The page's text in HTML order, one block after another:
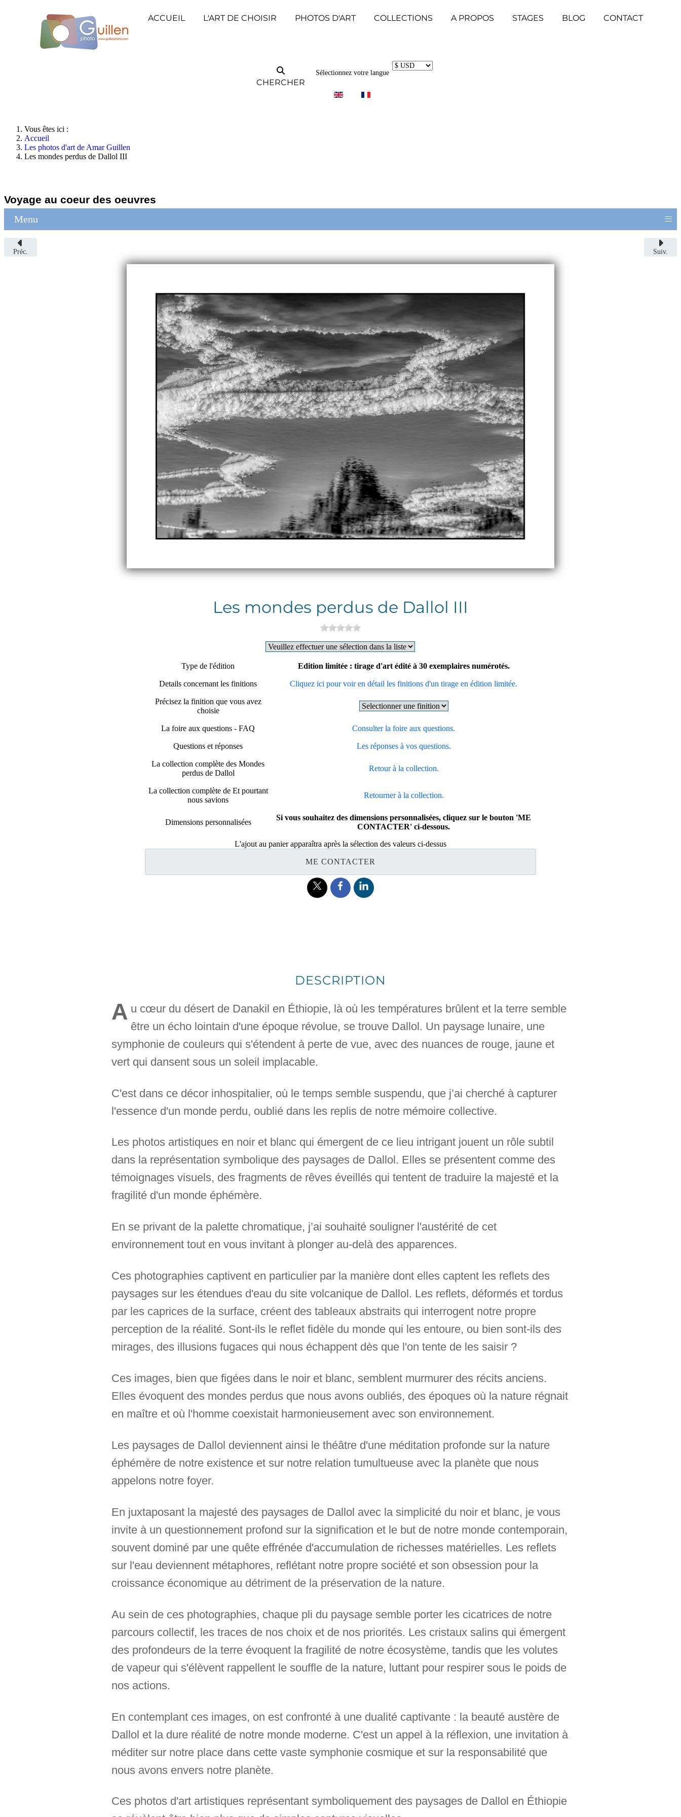
ACCUEIL L'ART DE CHOISIR PHOTOS D'ART COLLECTIONS A PROPOS STAGES BLOG CONTACT
CHERCHER
Sélectionnez votre langue
Vous êtes ici :
Accueil
Les photos d'art de Amar Guillen
Les mondes perdus de Dallol III
Voyage au coeur des oeuvres
Menu ≡
Préc. Suiv.
Les mondes perdus de Dallol III
Type de l'édition Edition limitée : tirage d'art édité à 30 exemplaires numérotés.
Details concernant les finitions Cliquez ici pour voir en détail les finitions d'un tirage en édition limitée.
Précisez la finition que vous avez
choisie
La foire aux questions - FAQ Consulter la foire aux questions.
Questions et réponses Les réponses à vos questions.
La collection complète des Mondes
perdus de Dallol
Retour à la collection.
La collection complète de Et pourtant
nous savions
Retourner à la collection.
Dimensions personnalisées
Si vous souhaitez des dimensions personnalisées, cliquez sur le bouton 'ME
CONTACTER' ci-dessous.
L'ajout au panier apparaîtra après la sélection des valeurs ci-dessus
ME CONTACTER
DESCRIPTION
A u cœur du désert de Danakil en Éthiopie, là où les températures brûlent et la terre semble
être un écho lointain d'une époque révolue, se trouve Dallol. Un paysage lunaire, une
symphonie de couleurs qui s'étendent à perte de vue, avec des nuances de rouge, jaune et
vert qui dansent sous un soleil implacable.
C'est dans ce décor inhospitalier, où le temps semble suspendu, que j’ai cherché à capturer
l'essence d'un monde perdu, oublié dans les replis de notre mémoire collective.
Les photos artistiques en noir et blanc qui émergent de ce lieu intrigant jouent un rôle subtil
dans la représentation symbolique des paysages de Dallol. Elles se présentent comme des
témoignages visuels, des fragments de rêves éveillés qui tentent de traduire la majesté et la
fragilité d'un monde éphémère.
En se privant de la palette chromatique, j’ai souhaité souligner l'austérité de cet
environnement tout en vous invitant à plonger au-delà des apparences.
Ces photographies captivent en particulier par la manière dont elles captent les reflets des
paysages sur les étendues d'eau du site volcanique de Dallol. Les reflets, déformés et tordus
par les caprices de la surface, créent des tableaux abstraits qui interrogent notre propre
perception de la réalité. Sont-ils le reflet fidèle du monde qui les entoure, ou bien sont-ils des
mirages, des illusions fugaces qui nous échappent dès que l'on tente de les saisir ?
Ces images, bien que figées dans le noir et blanc, semblent murmurer des récits anciens.
Elles évoquent des mondes perdus que nous avons oubliés, des époques où la nature régnait
en maître et où l'homme coexistait harmonieusement avec son environnement.
Les paysages de Dallol deviennent ainsi le théâtre d'une méditation profonde sur la nature
éphémère de notre existence et sur notre relation tumultueuse avec la planète que nous
appelons notre foyer.
En juxtaposant la majesté des paysages de Dallol avec la simplicité du noir et blanc, je vous
invite à un questionnement profond sur la signification et le but de notre monde contemporain,
souvent dominé par une quête effrénée d'accumulation de richesses matérielles. Les reflets
sur l'eau deviennent métaphores, reflétant notre propre société et son obsession pour la
croissance économique au détriment de la préservation de la nature.
Au sein de ces photographies, chaque pli du paysage semble porter les cicatrices de notre
parcours collectif, les traces de nos choix et de nos priorités. Les cristaux salins qui émergent
des profondeurs de la terre évoquent la fragilité de notre écosystème, tandis que les volutes
de vapeur qui s'élèvent rappellent le souffle de la nature, luttant pour respirer sous le poids de
nos actions.
En contemplant ces images, on est confronté à une dualité captivante : la beauté austère de
Dallol et la dure réalité de notre monde moderne. C'est un appel à la réflexion, une invitation à
méditer sur notre place dans cette vaste symphonie cosmique et sur la responsabilité que
nous avons envers notre planète.
Ces photos d'art artistiques représentant symboliquement des paysages de Dallol en Éthiopie